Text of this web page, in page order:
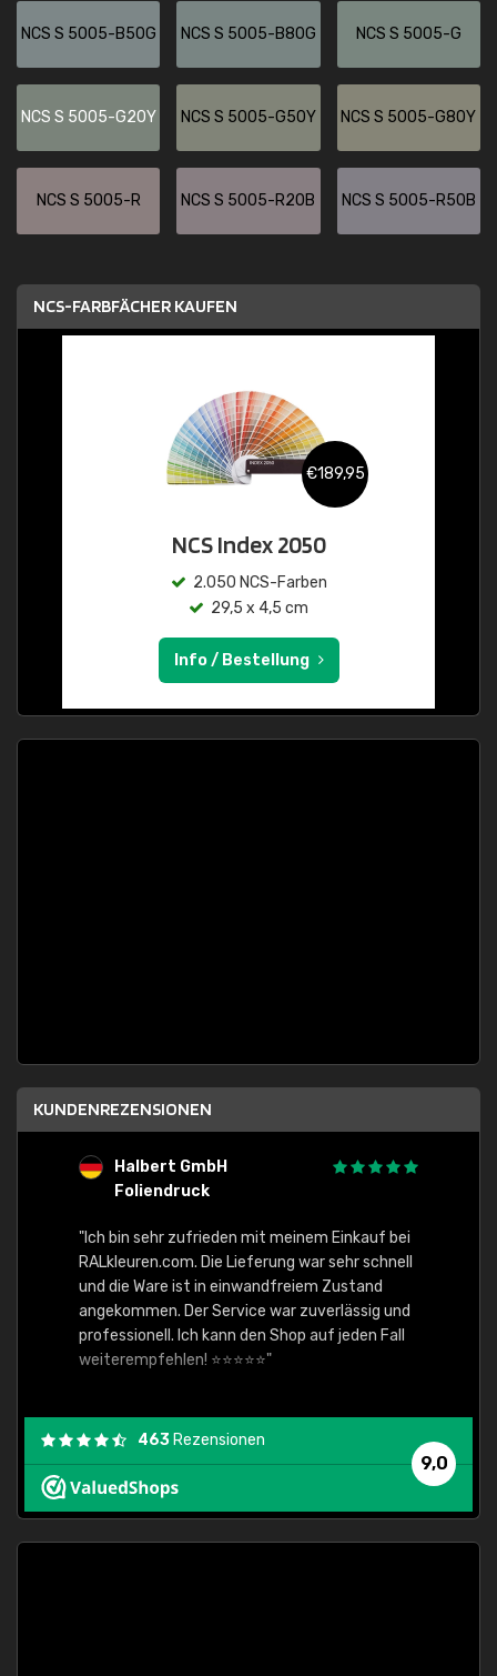
NCS S 5005-B50G NCS S 5005-B80G NCS S 5005-G
NCS S 5005-G20Y NCS S 5005-G50Y NCS S 5005-G80Y
NCS S 5005-R NCS S 5005-R20B NCS S 5005-R50B
NCS-FARBFÄCHER KAUFEN
€189,95
NCS Index 2050
2.050 NCS-Farben
29,5 x 4,5 cm
Info / Bestellung
KUNDENREZENSIONEN
Halbert GmbH
Foliendruck
"Ich bin sehr zufrieden mit meinem Einkauf bei
RALkleuren.com. Die Lieferung war sehr schnell
und die Ware ist in einwandfreiem Zustand
angekommen. Der Service war zuverlässig und
professionell. Ich kann den Shop auf jeden Fall
weiterempfehlen! ⭐⭐⭐⭐⭐"
9,0
463 Rezensionen